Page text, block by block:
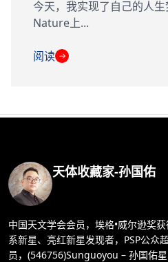
今天，我实现了自己的人
Nature上...
阅读 →
天体收藏家-孙国佑
中国天文学会会员，埃格•威尔逊奖
系新星、亮红新星发现者，PSP公众
员，(546756)Sunguoyou – 孙国佑星